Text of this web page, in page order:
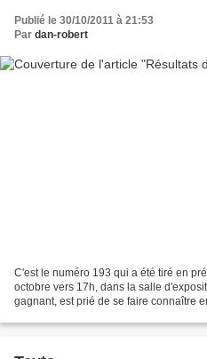
Publié le 30/10/2011 à 21:53
Par dan-robert
C'est le numéro 193 qui a été tiré en
octobre vers 17h, dans la salle
gagnant, est prié de se faire connaître